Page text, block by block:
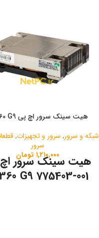
هیت سینک سرور اچ پی DL360 G9
شبکه و سرور, سرور و تجهیزات,
سرور
۱,۲۱۰,۰۰۰ تومان
هیت سینک سرور
G9 775403-001